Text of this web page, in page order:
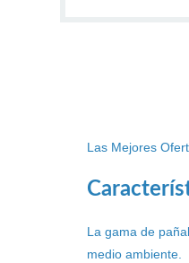
Las Mejores
La gama de
medio ambiente.